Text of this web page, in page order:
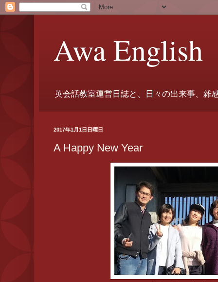
Awa English
英会話教室運営日誌と、日々の出来事、雑
2017年1月1日日曜日
A Happy New Year